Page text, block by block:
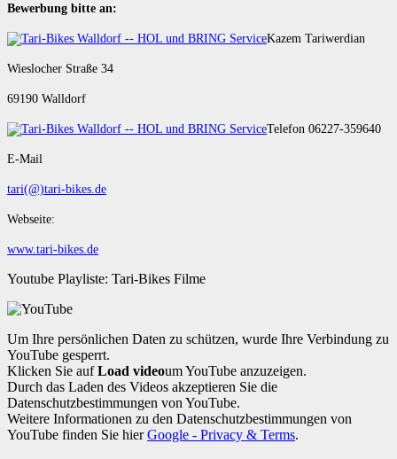
Bewerbung bitte an:
Kazem Tariwerdian
Wieslocher Straße 34
69190 Walldorf
Telefon 06227-359640
E-Mail
tari(@)tari-bikes.de
Webseite:
www.tari-bikes.de
Youtube Playliste: Tari-Bikes Filme
Um Ihre persönlichen Daten zu schützen, wurde Ihre Verbindung zu
YouTube gesperrt.
Klicken Sie aufLoad videoum YouTube anzuzeigen.
Durch das Laden des Videos akzeptieren Sie die
Datenschutzbestimmungen von YouTube.
Weitere Informationen zu den Datenschutzbestimmungen von
YouTube finden Sie hierGoogle - Privacy & Terms.